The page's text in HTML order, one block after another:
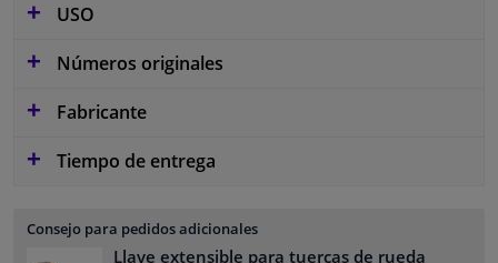
USO
Números originales
Fabricante
Tiempo de entrega
Consejo para pedidos adicionales
Llave extensible para tuercas de rueda